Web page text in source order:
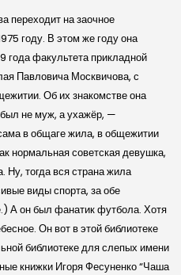
переходит на заочное
году. В этом же году она
года факультета прикладной
Павловича Москвичова, с
Об их знакомстве она
не муж, а ухажёр, —
в общаге жила, в общежитии
нормальная советская девушка,
Ну, тогда вся страна жила
виды спорта, за обе
А он был фанатик футбола. Хотя
Он вот в этой библиотеке
библиотеке для слепых имени
книжки Игоря Фесуненко “Чаша